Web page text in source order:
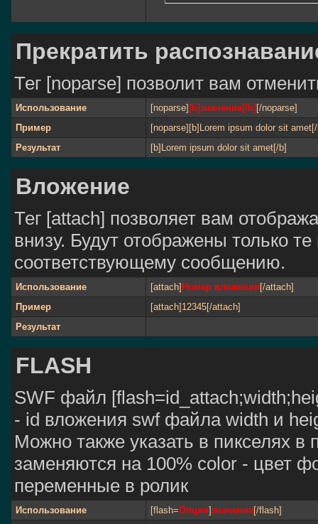
Прекратить
Тег [noparse] позволит вам
Использование [noparse] [b]значение[/b] [/noparse]
Пример
[noparse][b]Lorem ipsum dolor sit
Результат
[b]Lorem ipsum dolor sit amet[/b]
Вложение
Тег [attach] позволяет вам
внизу. Будут отображены только
соответствующему сообщению.
Использование [attach] Номер вложения [/attach]
Пример
[attach]12345[/attach]
Результат
FLASH
SWF файл
- id вложения swf файла width и
Можно также указать в пикселях
заменяются на 100% color - цвет
переменные в ролик
Использование [flash=Опция]значение[/flash]